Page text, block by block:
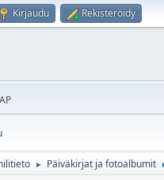
Kirjaudu Rekisteröidy
► Päiväkirjat ja fotoalbumit